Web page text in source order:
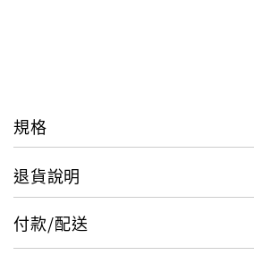
規格
退貨說明
付款/配送